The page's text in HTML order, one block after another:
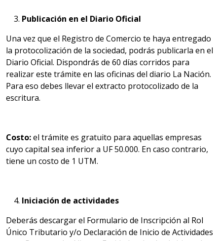
Publicación en el Diario Oficial
Una vez que el Registro de Comercio te haya entregado
la protocolización de la sociedad, podrás publicarla en el
Diario Oficial. Dispondrás de 60 días corridos para
realizar este trámite en las oficinas del diario La Nación.
Para eso debes llevar el extracto protocolizado de la
escritura.
Costo:el trámite es gratuito para aquellas empresas
cuyo capital sea inferior a UF 50.000. En caso contrario,
tiene un costo de 1 UTM.
Iniciación de actividades
Deberás descargar el Formulario de Inscripción al Rol
Único Tributario y/o Declaración de Inicio de Actividades